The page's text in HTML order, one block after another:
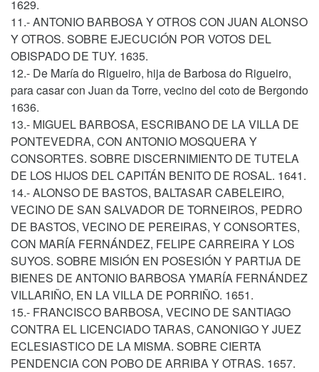
1629.
11.- ANTONIO BARBOSA Y OTROS CON JUAN ALONSO
Y OTROS. SOBRE EJECUCIÓN POR VOTOS DEL
OBISPADO DE TUY. 1635.
12.- De María do Rigueiro, hija de Barbosa do Rigueiro,
para casar con Juan da Torre, vecino del coto de Bergondo
1636.
13.- MIGUEL BARBOSA, ESCRIBANO DE LA VILLA DE
PONTEVEDRA, CON ANTONIO MOSQUERA Y
CONSORTES. SOBRE DISCERNIMIENTO DE TUTELA
DE LOS HIJOS DEL CAPITÁN BENITO DE ROSAL. 1641.
14.- ALONSO DE BASTOS, BALTASAR CABELEIRO,
VECINO DE SAN SALVADOR DE TORNEIROS, PEDRO
DE BASTOS, VECINO DE PEREIRAS, Y CONSORTES,
CON MARÍA FERNÁNDEZ, FELIPE CARREIRA Y LOS
SUYOS. SOBRE MISIÓN EN POSESIÓN Y PARTIJA DE
BIENES DE ANTONIO BARBOSA YMARÍA FERNÁNDEZ
VILLARIÑO, EN LA VILLA DE PORRIÑO. 1651.
15.- FRANCISCO BARBOSA, VECINO DE SANTIAGO
CONTRA EL LICENCIADO TARAS, CANONIGO Y JUEZ
ECLESIASTICO DE LA MISMA. SOBRE CIERTA
PENDENCIA CON POBO DE ARRIBA Y OTRAS. 1657.